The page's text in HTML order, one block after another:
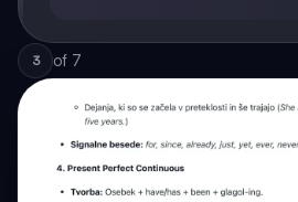
3 of 7